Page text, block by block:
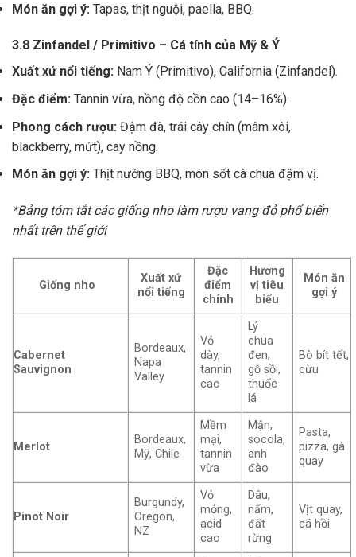
Món ăn gợi ý: Tapas, thịt nguội, paella, BBQ.
3.8 Zinfandel / Primitivo – Cá tính của Mỹ & Ý
Xuất xứ nổi tiếng: Nam Ý (Primitivo), California (Zinfandel).
Đặc điểm: Tannin vừa, nồng độ cồn cao (14–16%).
Phong cách rượu: Đậm đà, trái cây chín (mâm xôi,
blackberry, mứt), cay nồng.
Món ăn gợi ý: Thịt nướng BBQ, món sốt cà chua đậm vị.
*Bảng tóm tắt các giống nho làm rượu vang đỏ phổ biến
nhất trên thế giới
Giống nho
Xuất xứ
nổi tiếng
Đặc
điểm
chính
Hương
vị tiêu
biểu
Món ăn
gợi ý
Cabernet
Sauvignon
Bordeaux,
Napa
Valley
Vỏ
dày,
tannin
cao
Lý
chua
đen,
gỗ sồi,
thuốc
lá
Bò bít tết,
cừu
Merlot
Bordeaux,
Mỹ, Chile
Mềm
mại,
tannin
vừa
Mận,
socola,
anh
đào
Pasta,
pizza, gà
quay
Pinot Noir
Burgundy,
Oregon,
NZ
Vỏ
mỏng,
acid
cao
Dâu,
nấm,
đất
rừng
Vịt quay,
cá hồi